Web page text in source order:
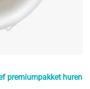
premiumpakket huren